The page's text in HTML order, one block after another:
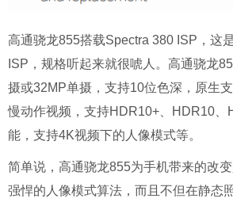
高通骁龙855搭载Spectra 380 ISP，这
ISP，规格听起来就很唬人。高通骁龙
摄或32MP单摄，支持10位色深，原生
慢动作视频，支持HDR10+、HDR10、
能，支持4K视频下的人像模式等。
简单说，高通骁龙855为手机带来的改
强悍的人像模式算法，而且不但在静态